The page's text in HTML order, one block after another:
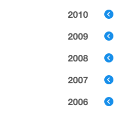
2010
2009
2008
2007
2006